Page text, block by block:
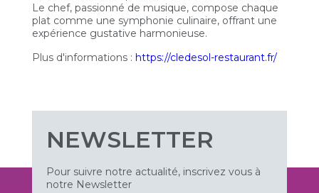
Le chef, passionné de musique, compose chaque
plat comme une symphonie culinaire, offrant une
expérience gustative harmonieuse.
Plus d'informations : https://cledesol-restaurant.fr/
NEWSLETTER
Pour suivre notre actualité, inscrivez vous à
notre Newsletter